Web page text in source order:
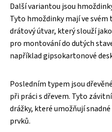
Další variantou jsou
Tyto hmoždinky mají ve
drátový útvar, který slouží
pro montování do dutých
například gipsokartonové
Posledním typem jsou
při práci s dřevem. Tyto
drážky, které umožňují
prvků.